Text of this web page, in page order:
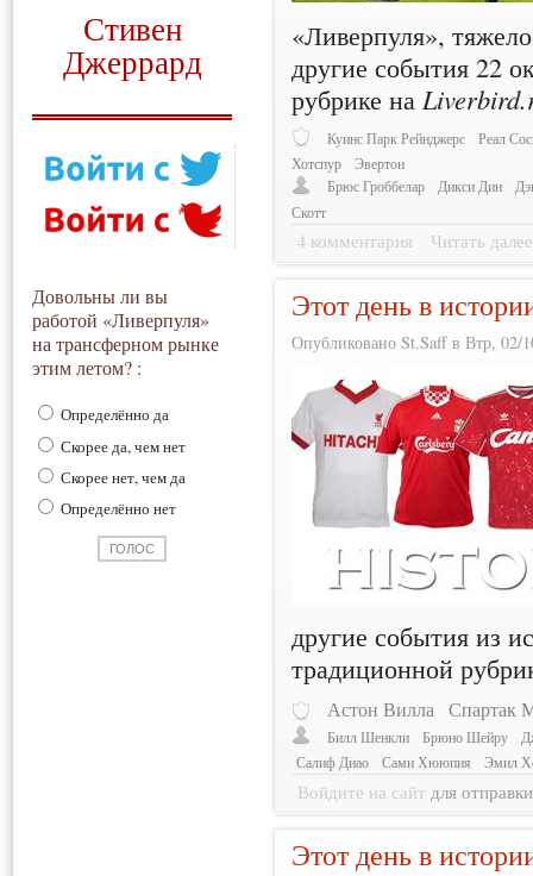
Стивен
Джеррард
Довольны ли вы
работой «Ливерпуля»
на трансферном рынке
этим летом? :
Определённо да
Скорее да, чем нет
Скорее нет, чем да
Определённо нет
«Ливерпуля»,
другие события 22
рубрике на
Куинс Парк Рейнджерс
Реал
Хотспур
Эвертон
Брюс Гроббелар
Дикси Дин
Скотт
4 комментария Читать далее
Этот день в
Опубликовано St.Saff в Втр, 02/
другие события из
традиционной
Астон Вилла Спартак
Билл Шенкли Брюно Шейру
Салиф Диао
Сами Хююпия Эмил
Войдите на сайт для
Этот день в